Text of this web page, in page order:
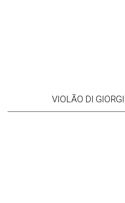
VIOLÃO DI